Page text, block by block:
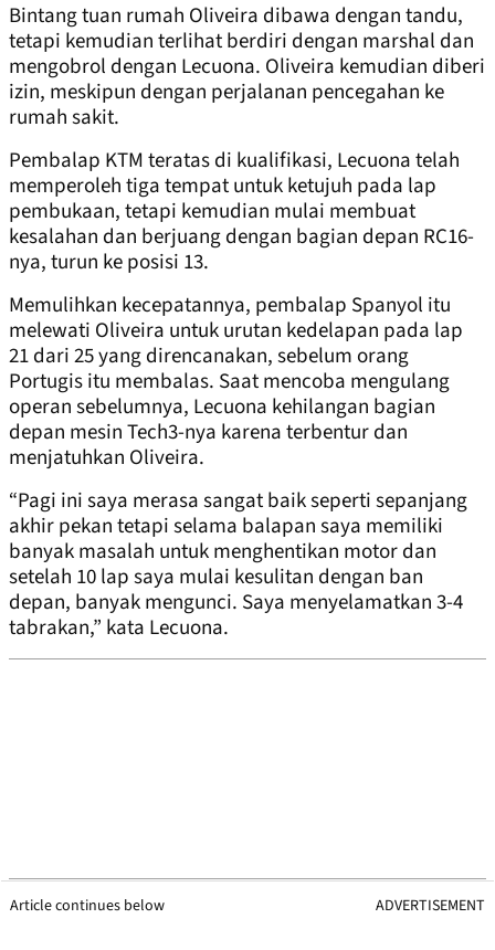
Bintang tuan rumah Oliveira dibawa dengan tandu,
tetapi kemudian terlihat berdiri dengan marshal dan
mengobrol dengan Lecuona. Oliveira kemudian diberi
izin, meskipun dengan perjalanan pencegahan ke
rumah sakit.
Pembalap KTM teratas di kualifikasi, Lecuona telah
memperoleh tiga tempat untuk ketujuh pada lap
pembukaan, tetapi kemudian mulai membuat
kesalahan dan berjuang dengan bagian depan RC16-
nya, turun ke posisi 13.
Memulihkan kecepatannya, pembalap Spanyol itu
melewati Oliveira untuk urutan kedelapan pada lap
21 dari 25 yang direncanakan, sebelum orang
Portugis itu membalas. Saat mencoba mengulang
operan sebelumnya, Lecuona kehilangan bagian
depan mesin Tech3-nya karena terbentur dan
menjatuhkan Oliveira.
“Pagi ini saya merasa sangat baik seperti sepanjang
akhir pekan tetapi selama balapan saya memiliki
banyak masalah untuk menghentikan motor dan
setelah 10 lap saya mulai kesulitan dengan ban
depan, banyak mengunci. Saya menyelamatkan 3-4
tabrakan,” kata Lecuona.
Article continues below ADVERTISEMENT